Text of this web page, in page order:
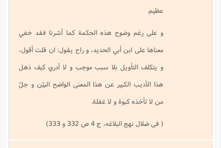
عظيم.
و على رغم وضوح هذه الحكمة كما أشرنا فقد خفي
معناها على ابن أبي الحديد، و راح يقول: ان قلت أقول،
و يتكلف التأويل بلا سبب موجب و لا أدري كيف ذهل
هذا الأديب الكبير عن هذا المعنى الواضح البيّن و جلّ
من لا تأخذه كبوة و لا غفلة.
( فی ضلال نهج البلاغه، ج 4 ص 332 و 333)